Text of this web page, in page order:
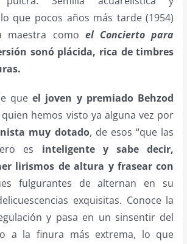
que pocos años más tarde (1954)
maestra como el Concierto para
sonó plácida, rica de timbres
queel joven y premiado Behzod
hemos visto ya alguna vez por
muy dotado, de esos “que las
es inteligente y sabe decir,
lirismos de altura y frasear con
fulgurantes de alternan en su
exquisitas. Conoce la
y pasa en un sinsentir del
a la finura más extrema, lo que